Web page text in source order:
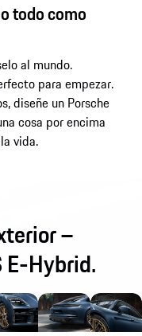
todo como
al mundo.
para empezar.
diseñe un Porsche
cosa por encima
vida.
–
E-Hybrid.